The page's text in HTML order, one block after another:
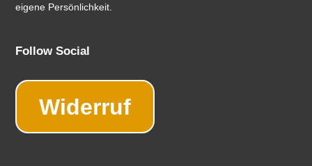
eigene Persönlichkeit.
Follow Social
Widerruf